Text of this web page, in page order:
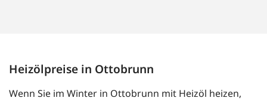
Heizölpreise in Ottobrunn
Wenn Sie im Winter in Ottobrunn mit Heizöl heizen,